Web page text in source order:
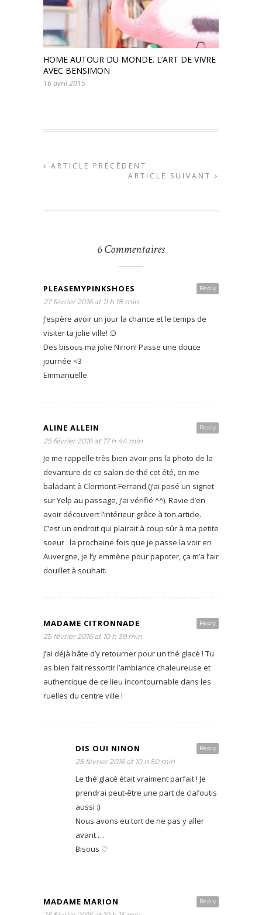
HOME AUTOUR DU MONDE. L’ART DE VIVRE
AVEC BENSIMON
16 avril 2015
ARTICLE PRÉCÉDENT
ARTICLE SUIVANT
6 Commentaires
Reply
PLEASEMYPINKSHOES
27 février 2016 at 11 h 18 min
J’espère avoir un jour la chance et le temps de
visiter ta jolie ville! :D
Des bisous ma jolie Ninon! Passe une douce
journée <3
Emmanuëlle
Reply
ALINE ALLEIN
25 février 2016 at 17 h 44 min
Je me rappelle très bien avoir pris la photo de la
devanture de ce salon de thé cet été, en me
baladant à Clermont-Ferrand (j’ai posé un signet
sur Yelp au passage, j’ai vérifié ^^). Ravie d’en
avoir découvert l’intérieur grâce à ton article.
C’est un endroit qui plairait à coup sûr à ma petite
soeur : la prochaine fois que je passe la voir en
Auvergne, je l’y emmène pour papoter, ça m’a l’air
douillet à souhait.
Reply
MADAME CITRONNADE
25 février 2016 at 10 h 39 min
J’ai déjà hâte d’y retourner pour un thé glacé ! Tu
as bien fait ressortir l’ambiance chaleureuse et
authentique de ce lieu incontournable dans les
ruelles du centre ville !
Reply
DIS OUI NINON
25 février 2016 at 10 h 50 min
Le thé glacé était vraiment parfait ! Je
prendrai peut-être une part de clafoutis
aussi :)
Nous avons eu tort de ne pas y aller
avant …
Bisous ♡
Reply
MADAME MARION